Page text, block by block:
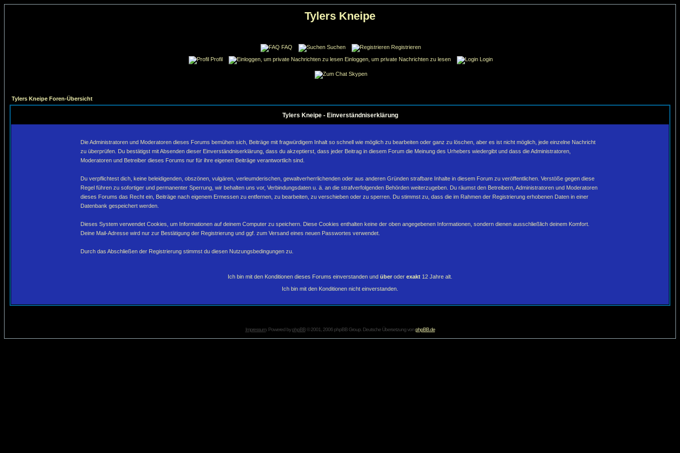
Tylers Kneipe
FAQ Suchen
Registrieren
Profil
Einloggen, um private Nachrichten zu lesen Login
Skypen
Tylers Kneipe Foren-Übersicht
Tylers Kneipe - Einverständniserklärung
Die Administratoren und Moderatoren dieses Forums bemühen sich, Beiträge mit fragwürdigem Inhalt so schnell wie möglich zu bearbeiten oder ganz zu löschen, aber es ist nicht möglich, jede einzelne Nachricht
zu überprüfen. Du bestätigst mit Absenden dieser Einverständniserklärung, dass du akzeptierst, dass jeder Beitrag in diesem Forum die Meinung des Urhebers wiedergibt und dass die Administratoren,
Moderatoren und Betreiber dieses Forums nur für ihre eigenen Beiträge verantwortlich sind.
Du verpflichtest dich, keine beleidigenden, obszönen, vulgären, verleumderischen, gewaltverherrlichenden oder aus anderen Gründen strafbare Inhalte in diesem Forum zu veröffentlichen. Verstöße gegen diese
Regel führen zu sofortiger und permanenter Sperrung, wir behalten uns vor, Verbindungsdaten u. ä. an die strafverfolgenden Behörden weiterzugeben. Du räumst den Betreibern, Administratoren und Moderatoren
dieses Forums das Recht ein, Beiträge nach eigenem Ermessen zu entfernen, zu bearbeiten, zu verschieben oder zu sperren. Du stimmst zu, dass die im Rahmen der Registrierung erhobenen Daten in einer
Datenbank gespeichert werden.
Dieses System verwendet Cookies, um Informationen auf deinem Computer zu speichern. Diese Cookies enthalten keine der oben angegebenen Informationen, sondern dienen ausschließlich deinem Komfort.
Deine Mail-Adresse wird nur zur Bestätigung der Registrierung und ggf. zum Versand eines neuen Passwortes verwendet.
Durch das Abschließen der Registrierung stimmst du diesen Nutzungsbedingungen zu.
Ich bin mit den Konditionen dieses Forums einverstanden und über oder exakt 12 Jahre alt.
Ich bin mit den Konditionen nicht einverstanden.
Impressum. Powered byphpBB© 2001, 2006 phpBB Group. Deutsche Übersetzung vonphpBB.de